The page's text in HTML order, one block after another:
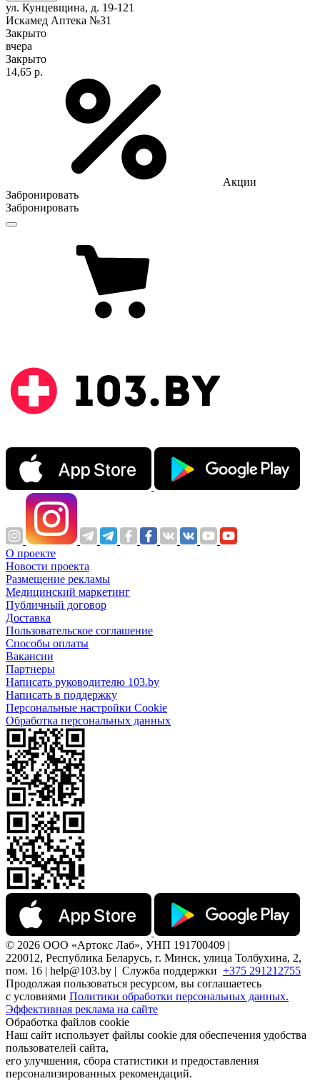
ул. Кунцевщина, д. 19-121
Искамед Аптека №31
Закрыто
вчера
Закрыто
14,65 р.
Акции
Забронировать
Забронировать
О проекте
Новости проекта
Размещение рекламы
Медицинский маркетинг
Публичный договор
Доставка
Пользовательское соглашение
Способы оплаты
Вакансии
Партнеры
Написать руководителю 103.by
Написать в поддержку
Персональные настройки Cookie
Обработка персональных данных
© 2026 ООО «Артокс Лаб», УНП 191700409 |
220012, Республика Беларусь, г. Минск, улица Толбухина, 2,
пом. 16 | help@103.by | Служба поддержки +375 291212755
Продолжая пользоваться ресурсом, вы соглашаетесь
с условиями Политики обработки персональных данных.
Эффективная реклама на сайте
Обработка файлов cookie
Наш сайт использует файлы cookie для обеспечения удобства
пользователей сайта,
его улучшения, сбора статистики и предоставления
персонализированных рекомендаций.